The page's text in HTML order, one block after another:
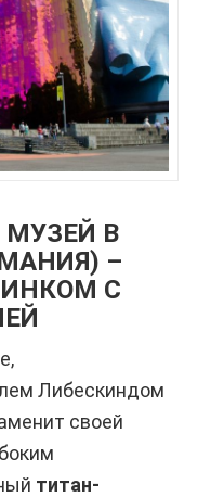
МУЗЕЙ В
–
С
Либескиндом
своей
титан-